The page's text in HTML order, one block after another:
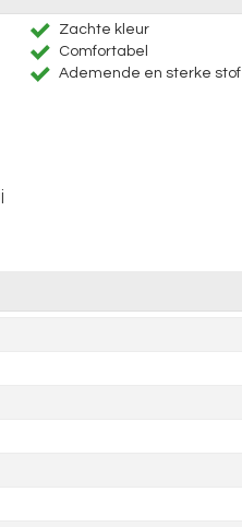
Zachte kleur
Comfortabel
Ademende en sterke stof